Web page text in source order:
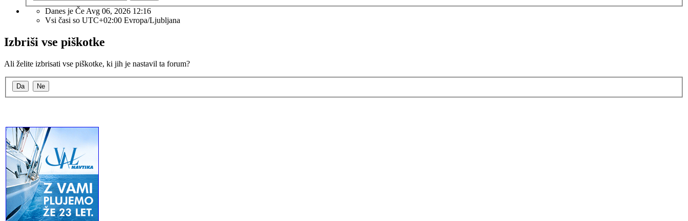
Danes je Če Avg 06, 2026 12:16
Vsi časi so UTC+02:00 Evropa/Ljubljana
Izbriši vse piškotke
Ali želite izbrisati vse piškotke, ki jih je nastavil ta forum?